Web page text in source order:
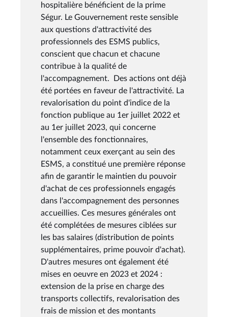
hospitalière bénéficient de la prime
Ségur. Le Gouvernement reste sensible
aux questions d'attractivité des
professionnels des ESMS publics,
conscient que chacun et chacune
contribue à la qualité de
l'accompagnement. Des actions ont déjà
été portées en faveur de l'attractivité. La
revalorisation du point d'indice de la
fonction publique au 1er juillet 2022 et
au 1er juillet 2023, qui concerne
l'ensemble des fonctionnaires,
notamment ceux exerçant au sein des
ESMS, a constitué une première réponse
afin de garantir le maintien du pouvoir
d'achat de ces professionnels engagés
dans l'accompagnement des personnes
accueillies. Ces mesures générales ont
été complétées de mesures ciblées sur
les bas salaires (distribution de points
supplémentaires, prime pouvoir d'achat).
D'autres mesures ont également été
mises en oeuvre en 2023 et 2024 :
extension de la prise en charge des
transports collectifs, revalorisation des
frais de mission et des montants